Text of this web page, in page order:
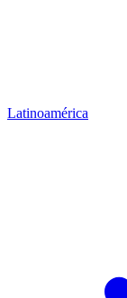
Latinoamérica